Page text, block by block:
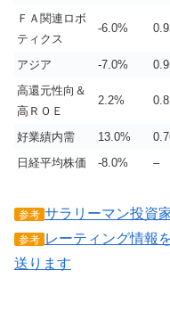
ＦＡ関連ロボ
ティクス
-6.0%
アジア -7.0%
高還元性向＆
高ＲＯＥ
2.2%
好業績内需 13.0%
日経平均株価
-8.0% –
参考 サラリーマン投資
参考 レーティング情報
送ります